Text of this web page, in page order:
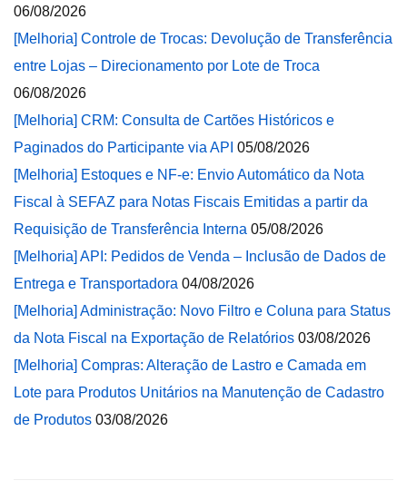
06/08/2026
[Melhoria] Controle de Trocas: Devolução de Transferência
entre Lojas – Direcionamento por Lote de Troca
06/08/2026
[Melhoria] CRM: Consulta de Cartões Históricos e
Paginados do Participante via API 05/08/2026
[Melhoria] Estoques e NF-e: Envio Automático da Nota
Fiscal à SEFAZ para Notas Fiscais Emitidas a partir da
Requisição de Transferência Interna 05/08/2026
[Melhoria] API: Pedidos de Venda – Inclusão de Dados de
Entrega e Transportadora 04/08/2026
[Melhoria] Administração: Novo Filtro e Coluna para Status
da Nota Fiscal na Exportação de Relatórios 03/08/2026
[Melhoria] Compras: Alteração de Lastro e Camada em
Lote para Produtos Unitários na Manutenção de Cadastro
de Produtos 03/08/2026